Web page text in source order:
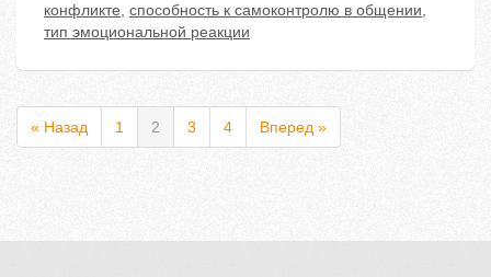
конфликте, способность к самоконтролю в общении,
тип эмоциональной реакции
« Назад 1 2 3 4 Вперед »